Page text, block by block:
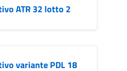
ATR 32 lotto 2
variante PDL 18